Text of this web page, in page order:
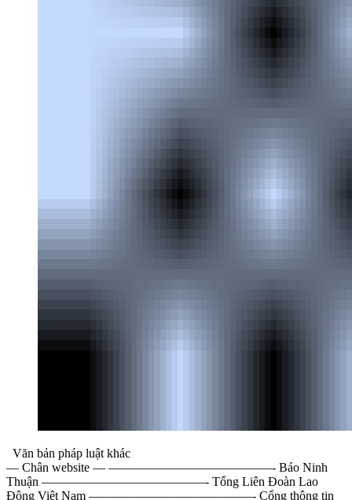
Văn bản pháp luật khác
— Chân website — —————————————- Báo Ninh
Thuận —————————————- Tổng Liên Đoàn Lao
Động Việt Nam —————————————- Cổng thông tin